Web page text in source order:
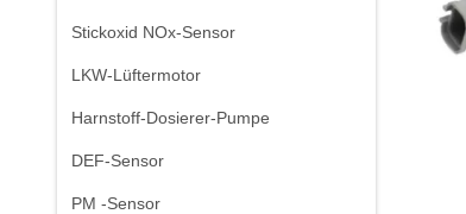
Stickoxid NOx-Sensor
LKW-Lüftermotor
Harnstoff-Dosierer-Pumpe
DEF-Sensor
PM -Sensor